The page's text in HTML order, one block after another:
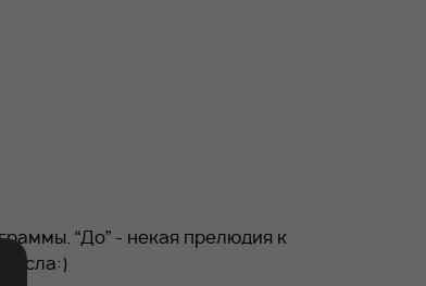
“До” - некая прелюдия к